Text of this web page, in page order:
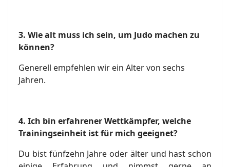
3. Wie alt muss ich sein, um Judo machen zu
können?
Generell empfehlen wir ein Alter von sechs
Jahren.
4. Ich bin erfahrener Wettkämpfer, welche
Trainingseinheit ist für mich geeignet?
Du bist fünfzehn Jahre oder älter und hast schon